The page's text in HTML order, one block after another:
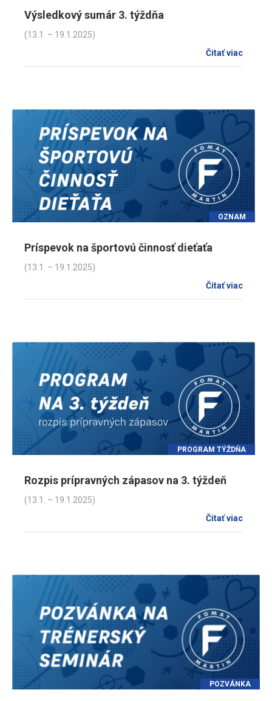
Výsledkový sumár 3. týždňa
(13.1. – 19.1.2025)
Čitať viac
OZNAM
Príspevok na športovú činnosť dieťaťa
(13.1. – 19.1.2025)
Čitať viac
PROGRAM TÝŽDŇA
Rozpis prípravných zápasov na 3. týždeň
(13.1. – 19.1.2025)
Čitať viac
POZVÁNKA